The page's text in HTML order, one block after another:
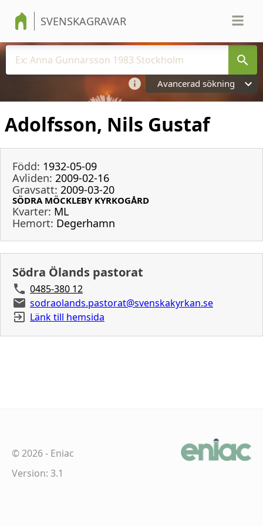
SVENSKAGRAVAR
Avancerad sökning
Adolfsson, Nils Gustaf
Född: 1932-05-09
Avliden: 2009-02-16
Gravsatt: 2009-03-20
SÖDRA MÖCKLEBY KYRKOGÅRD
Kvarter: ML
Hemort: Degerhamn
Södra Ölands pastorat
0485-380 12
sodraolands.pastorat@svenskakyrkan.se
Länk till hemsida
©2026- Eniac
Version: 3.1